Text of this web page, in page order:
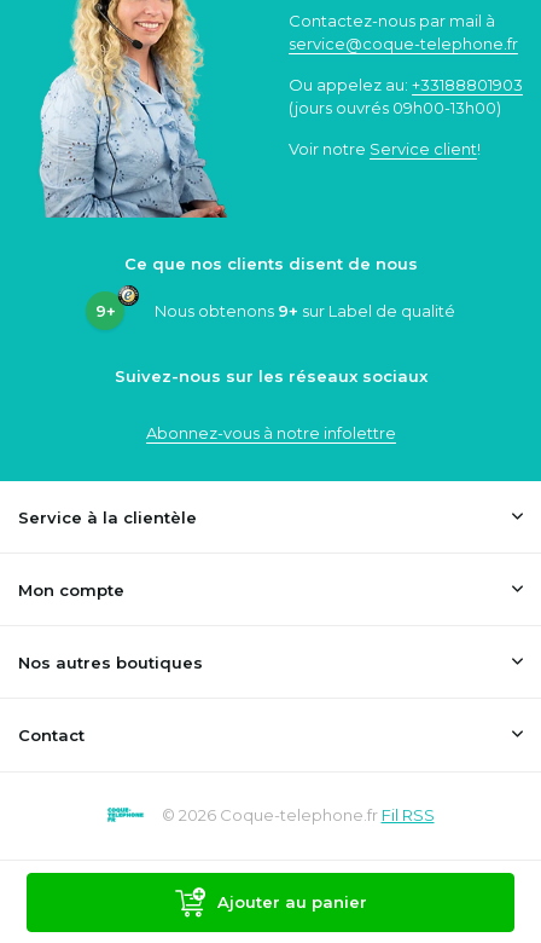
Ajouter au panier
Contactez-nous par mail à
service@coque-telephone.fr
Ou appelez au: +33188801903
(jours ouvrés 09h00-13h00)
Voir notre Service client!
Ce que nos clients disent de nous
9+ Nous obtenons 9+ sur Label de qualité
Suivez-nous sur les réseaux sociaux
Abonnez-vous à notre infolettre
Service à la clientèle
Mon compte
Nos autres boutiques
Contact
© 2026 Coque-telephone.fr Fil RSS